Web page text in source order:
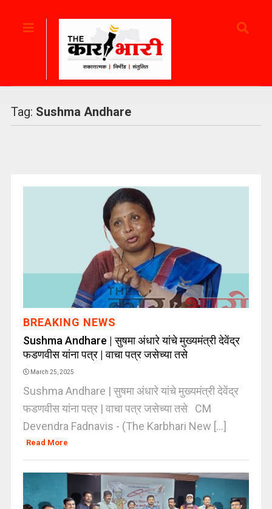
Tag: Sushma Andhare
BREAKING NEWS
Sushma Andhare | सुषमा अंधारे यांचे मुख्यमंत्री देवेंद्र
फडणवीस यांना पत्र | वाचा पत्र जसेच्या तसे
March 25, 2025
Sushma Andhare | सुषमा अंधारे यांचे मुख्यमंत्री देवेंद्र
फडणवीस यांना पत्र | वाचा पत्र जसेच्या तसे CM
Devendra Fadnavis - (The Karbhari New [...]
Read More